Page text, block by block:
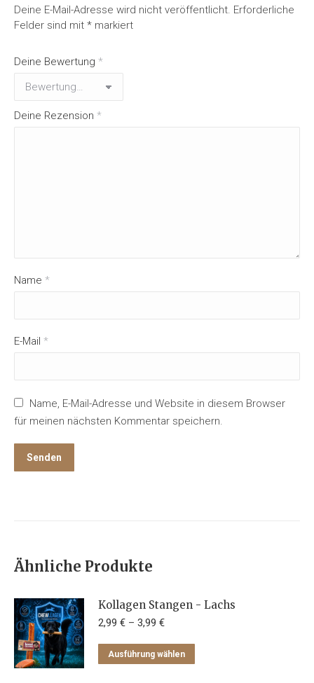
Deine E-Mail-Adresse wird nicht veröffentlicht. Erforderliche
Felder sind mit * markiert
Deine Bewertung *
Deine Rezension *
Name *
E-Mail *
Name, E-Mail-Adresse und Website in diesem Browser
für meinen nächsten Kommentar speichern.
Ähnliche Produkte
Kollagen Stangen - Lachs
2,99 € – 3,99 €
Ausführung wählen